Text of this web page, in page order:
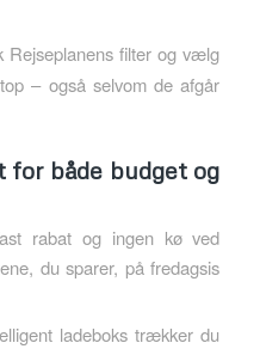
Rejseplanens filter og vælg
– også selvom de afgår
for både budget og
rabat og ingen kø ved
du sparer, på fredagsis
ladeboks trækker du